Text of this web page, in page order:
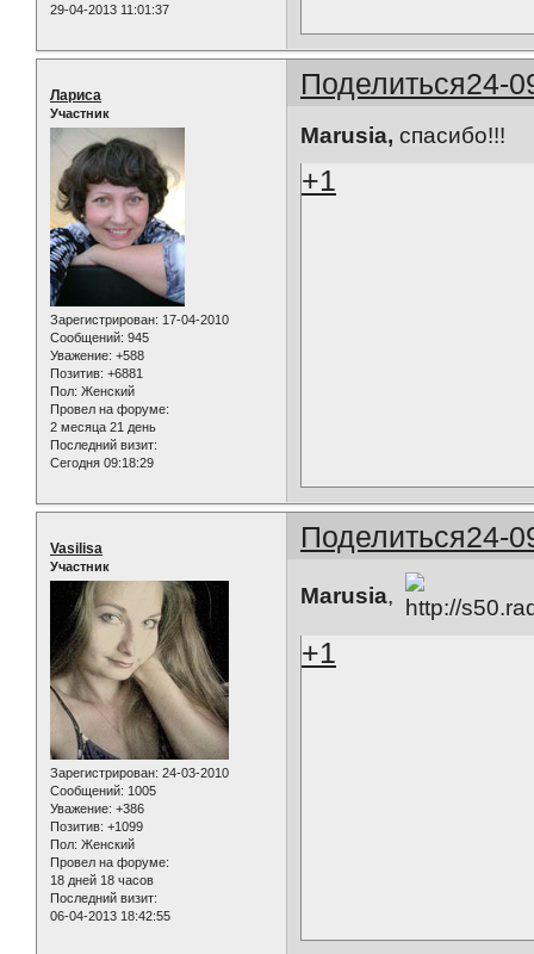
29-04-2013 11:01:37
Поделиться24-
Лариса
Участник
Зарегистрирован: 17-04-2010
Сообщений: 945
Уважение: +588
Позитив: +6881
Пол: Женский
Провел на форуме:
2 месяца 21 день
Последний визит:
Сегодня 09:18:29
Marusia, спасибо!!!
+1
Поделиться24-
Vasilisa
Участник
Зарегистрирован: 24-03-2010
Сообщений: 1005
Уважение: +386
Позитив: +1099
Пол: Женский
Провел на форуме:
18 дней 18 часов
Последний визит:
06-04-2013 18:42:55
Marusia,
+1